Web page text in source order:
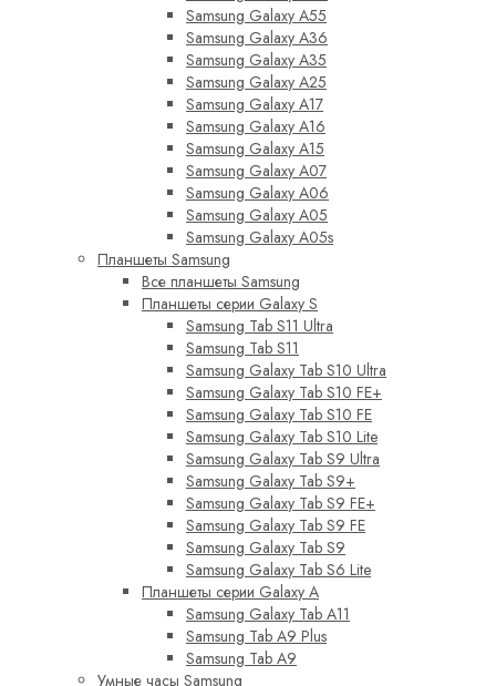
Samsung Galaxy A55
Samsung Galaxy A36
Samsung Galaxy A35
Samsung Galaxy A25
Samsung Galaxy A17
Samsung Galaxy A16
Samsung Galaxy A15
Samsung Galaxy A07
Samsung Galaxy A06
Samsung Galaxy A05
Samsung Galaxy A05s
Планшеты Samsung
Все планшеты Samsung
Планшеты серии Galaxy S
Samsung Tab S11 Ultra
Samsung Tab S11
Samsung Galaxy Tab S10 Ultra
Samsung Galaxy Tab S10 FE+
Samsung Galaxy Tab S10 FE
Samsung Galaxy Tab S10 Lite
Samsung Galaxy Tab S9 Ultra
Samsung Galaxy Tab S9+
Samsung Galaxy Tab S9 FE+
Samsung Galaxy Tab S9 FE
Samsung Galaxy Tab S9
Samsung Galaxy Tab S6 Lite
Планшеты серии Galaxy A
Samsung Galaxy Tab A11
Samsung Tab A9 Plus
Samsung Tab A9
Умные часы Samsung